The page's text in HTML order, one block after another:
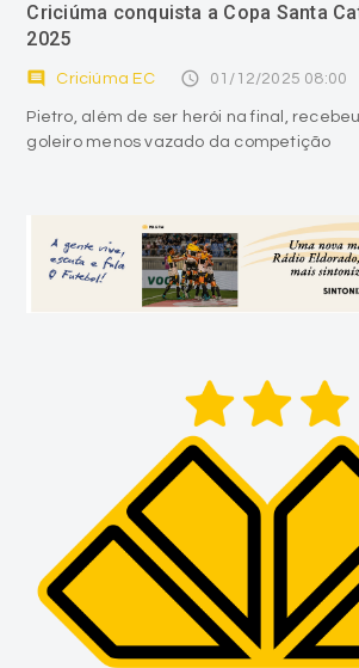
Criciúma conquista a Copa Santa
2025
comment Criciúma EC access_time 01/12/2025 08:00
Pietro, além de ser herói na final,
goleiro menos vazado da competição